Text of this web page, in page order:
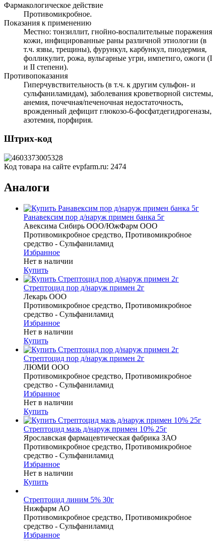
Фармакологическое действие
Противомикробное.
Показания к применению
Местно: тонзиллит, гнойно-воспалительные поражения
кожи, инфицированные раны различной этиологии (в
т.ч. язвы, трещины), фурункул, карбункул, пиодермия,
фолликулит, рожа, вульгарные угри, импетиго, ожоги (I
и II степени).
Противопоказания
Гиперчувствительность (в т.ч. к другим сульфон- и
сульфаниламидам), заболевания кроветворной системы,
анемия, почечная/печеночная недостаточность,
врожденный дефицит глюкозо-6-фосфатдегидрогеназы,
азотемия, порфирия.
Штрих-код
Код товара на сайте evpfarm.ru: 2474
Аналоги
Ранавексим пор д/наруж примен банка 5г
Авексима Сибирь ООО/ЮжФарм ООО
Противомикробное средство, Противомикробное
средство - Сульфаниламид
Избранное
Нет в наличии
Купить
Стрептоцид пор д/наруж примен 2г
Лекарь ООО
Противомикробное средство, Противомикробное
средство - Сульфаниламид
Избранное
Нет в наличии
Купить
Стрептоцид пор д/наруж примен 2г
ЛЮМИ ООО
Противомикробное средство, Противомикробное
средство - Сульфаниламид
Избранное
Нет в наличии
Купить
Стрептоцид мазь д/наруж примен 10% 25г
Ярославская фармацевтическая фабрика ЗАО
Противомикробное средство, Противомикробное
средство - Сульфаниламид
Избранное
Нет в наличии
Купить
Стрептоцид линим 5% 30г
Нижфарм АО
Противомикробное средство, Противомикробное
средство - Сульфаниламид
Избранное